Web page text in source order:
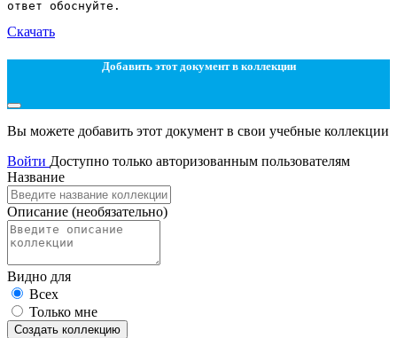
Скачать
Добавить этот документ в коллекции
Вы можете добавить этот документ в свои учебные коллекции
Войти Доступно только авторизованным пользователям
Название
Описание (необязательно)
Видно для
Всех
Только мне
Создать коллекцию